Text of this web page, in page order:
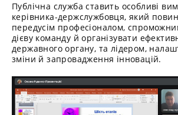
Публічна служба ставить особливі
керівника-держслужбовця, який
передусім професіоналом,
дієву команду й організувати
державного органу, та лідером,
зміни й запровадження інновацій.